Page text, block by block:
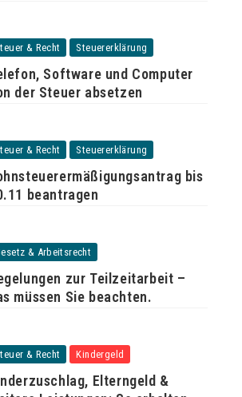
& Recht Steuererklärung
Software und Computer
der Steuer absetzen
& Recht Steuererklärung
bis
beantragen
& Arbeitsrecht
zur Teilzeitarbeit –
müssen Sie beachten.
& Recht Kindergeld
Elterngeld &